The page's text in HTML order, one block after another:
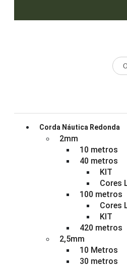
Corda Náutica Redonda
2mm
10 metros
40 metros
KIT
Cores
100 metros
Cores
KIT
420 metros
2,5mm
10 Metros
30 metros